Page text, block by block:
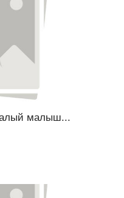
малыш...